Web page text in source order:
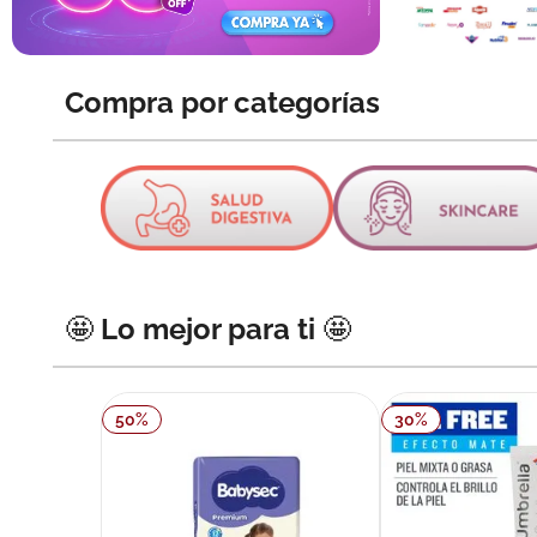
Compra por categorías
🤩 Lo mejor para ti 🤩
50% 30%
10.pañales